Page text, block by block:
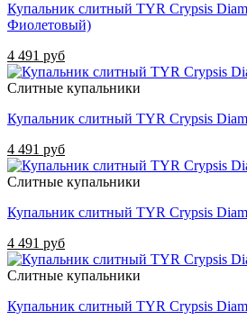
Купальник слитный TYR Crypsis
Фиолетовый)
4 491 руб
Слитные купальники
Купальник слитный TYR Crypsis
4 491 руб
Слитные купальники
Купальник слитный TYR Crypsis
4 491 руб
Слитные купальники
Купальник слитный TYR Crypsis